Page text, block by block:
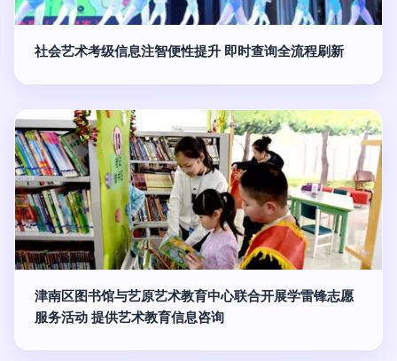
社会艺术考级信息注智便性提升 即时查询全流程刷新
津南区图书馆与艺原艺术教育中心联合开展学雷锋志愿
服务活动 提供艺术教育信息咨询